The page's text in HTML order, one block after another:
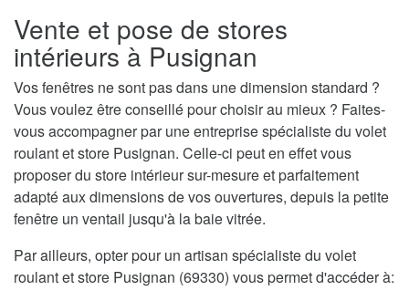
Vente et pose de stores
intérieurs à Pusignan
Vos fenêtres ne sont pas dans une dimension standard ?
Vous voulez être conseillé pour choisir au mieux ? Faites-
vous accompagner par une entreprise spécialiste du volet
roulant et store Pusignan. Celle-ci peut en effet vous
proposer du store intérieur sur-mesure et parfaitement
adapté aux dimensions de vos ouvertures, depuis la petite
fenêtre un ventail jusqu'à la baie vitrée.
Par ailleurs, opter pour un artisan spécialiste du volet
roulant et store Pusignan (69330) vous permet d'accéder à: